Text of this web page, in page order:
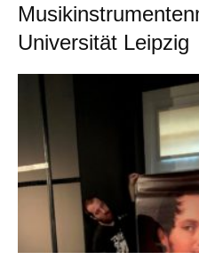
Universität Leipzig